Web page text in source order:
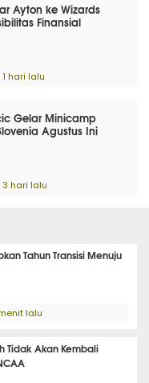
Ayton ke Wizards
Finansial
hari lalu
Gelar Minicamp
Agustus Ini
3 hari lalu
Tahun Transisi Menuju
lalu
Tidak Akan Kembali